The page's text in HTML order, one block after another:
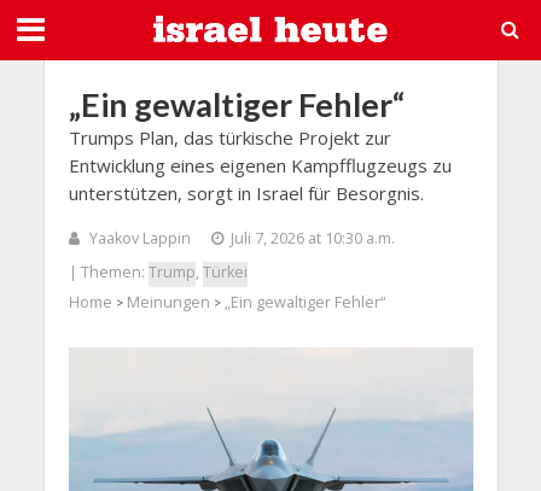
„Ein gewaltiger Fehler“
Trumps Plan, das türkische Projekt zur
Entwicklung eines eigenen Kampfflugzeugs zu
unterstützen, sorgt in Israel für Besorgnis.
Yaakov Lappin
Juli 7, 2026 at 10:30 a.m.
| Themen: Trump, Türkei
Home > Meinungen > „Ein gewaltiger Fehler“